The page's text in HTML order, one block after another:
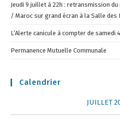
Jeudi 9 juillet à 22h : retransmission
/ Maroc sur grand écran à la Salle des
L’Alerte canicule à compter de samedi
Permanence Mutuelle Communale
Calendrier
JUILLET